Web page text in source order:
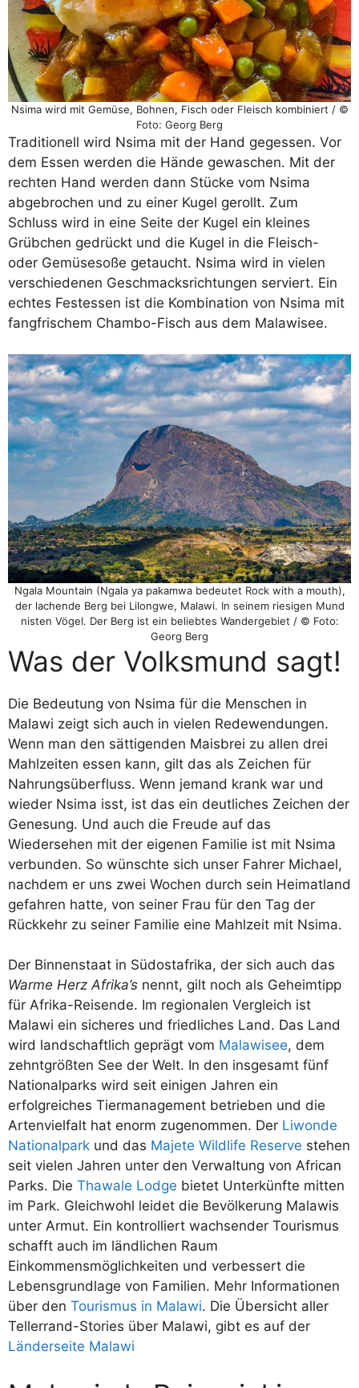
Nsima wird mit Gemüse, Bohnen, Fisch oder Fleisch kombiniert / ©
Foto: Georg Berg
Traditionell wird Nsima mit der Hand gegessen. Vor
dem Essen werden die Hände gewaschen. Mit der
rechten Hand werden dann Stücke vom Nsima
abgebrochen und zu einer Kugel gerollt. Zum
Schluss wird in eine Seite der Kugel ein kleines
Grübchen gedrückt und die Kugel in die Fleisch-
oder Gemüsesoße getaucht. Nsima wird in vielen
verschiedenen Geschmacksrichtungen serviert. Ein
echtes Festessen ist die Kombination von Nsima mit
fangfrischem Chambo-Fisch aus dem Malawisee.
Ngala Mountain (Ngala ya pakamwa bedeutet Rock with a mouth),
der lachende Berg bei Lilongwe, Malawi. In seinem riesigen Mund
nisten Vögel. Der Berg ist ein beliebtes Wandergebiet / © Foto:
Georg Berg
Was der Volksmund sagt!
Die Bedeutung von Nsima für die Menschen in
Malawi zeigt sich auch in vielen Redewendungen.
Wenn man den sättigenden Maisbrei zu allen drei
Mahlzeiten essen kann, gilt das als Zeichen für
Nahrungsüberfluss. Wenn jemand krank war und
wieder Nsima isst, ist das ein deutliches Zeichen der
Genesung. Und auch die Freude auf das
Wiedersehen mit der eigenen Familie ist mit Nsima
verbunden. So wünschte sich unser Fahrer Michael,
nachdem er uns zwei Wochen durch sein Heimatland
gefahren hatte, von seiner Frau für den Tag der
Rückkehr zu seiner Familie eine Mahlzeit mit Nsima.
Der Binnenstaat in Südostafrika, der sich auch das
Warme Herz Afrika’s nennt, gilt noch als Geheimtipp
für Afrika-Reisende. Im regionalen Vergleich ist
Malawi ein sicheres und friedliches Land. Das Land
wird landschaftlich geprägt vom Malawisee, dem
zehntgrößten See der Welt. In den insgesamt fünf
Nationalparks wird seit einigen Jahren ein
erfolgreiches Tiermanagement betrieben und die
Artenvielfalt hat enorm zugenommen. Der Liwonde
Nationalpark und das Majete Wildlife Reserve stehen
seit vielen Jahren unter den Verwaltung von African
Parks. Die Thawale Lodge bietet Unterkünfte mitten
im Park. Gleichwohl leidet die Bevölkerung Malawis
unter Armut. Ein kontrolliert wachsender Tourismus
schafft auch im ländlichen Raum
Einkommensmöglichkeiten und verbessert die
Lebensgrundlage von Familien. Mehr Informationen
über den Tourismus in Malawi. Die Übersicht aller
Tellerrand-Stories über Malawi, gibt es auf der
Länderseite Malawi